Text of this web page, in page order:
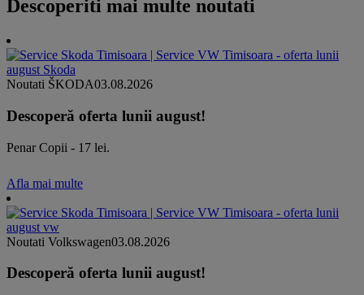
Descoperiti mai multe noutati
Noutati ŠKODA03.08.2026
Descoperă oferta lunii august!
Penar Copii - 17 lei.
Afla mai multe
Noutati Volkswagen03.08.2026
Descoperă oferta lunii august!